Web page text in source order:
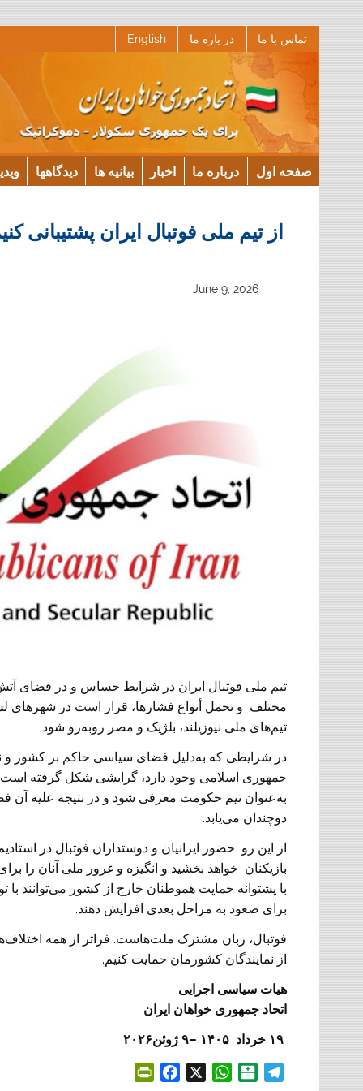
تماس با ما در باره ما English
صفحه اول درباره ما اخبار بیانیه ها دیدگاهها
از تیم ملی فوتبال ایران پشتیبانی
June 9, 2026
تیم ملی فوتبال ایران در شرایط حساس و در فضای
مختلف و تحمل أنواع فشارها، قرار است در شهرهای
تیم‌های ملی نیوزیلند، بلژیک و مصر روبه‌رو شود.
در شرایطی که به‌دلیل فضای سیاسی حاکم بر کشور و
جمهوری اسلامی وجود دارد، گرایشی شکل گرفته است
به‌عنوان تیم حکومت معرفی شود و در نتیجه علیه آن
دوچندان می‌یابد.
از این رو حضور ایرانیان و دوستداران فوتبال در
بازیکنان خواهد بخشید و انگیزه و غرور ملی آنان را
با پشتوانه حمایت هموطنان خارج از کشور می‌توانند
برای صعود به مراحل بعدی افزایش دهند.
فوتبال، زبان مشترک ملت‌هاست. فراتر از همه
از نمایندگان کشورمان حمایت کنیم.
هیات سیاسی اجرایی
اتحاد جمهوری خواهان ایران
۱۹ خرداد ۱۴۰۵ –۹ ژوئن۲۰۲۶
W